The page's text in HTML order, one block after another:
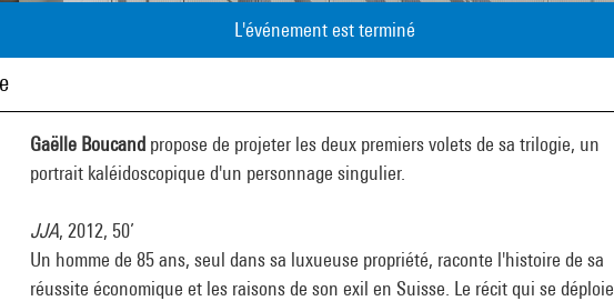
L'événement est terminé
Gaëlle Boucand propose de projeter les deux premiers volets de sa trilogie, un
portrait kaléidoscopique d'un personnage singulier.
JJA, 2012, 50’
Un homme de 85 ans, seul dans sa luxueuse propriété, raconte l'histoire de sa
réussite économique et les raisons de son exil en Suisse. Le récit qui se déploie